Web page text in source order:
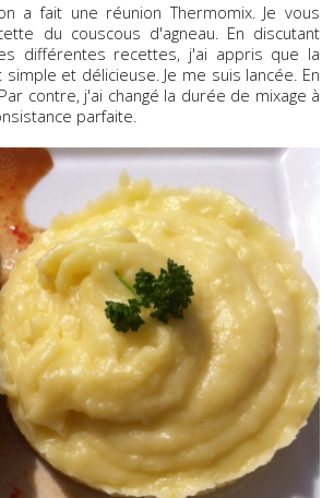
a fait une réunion Thermomix. Je vous
du couscous d'agneau. En discutant
différentes recettes, j'ai appris que la
et délicieuse. Je me suis lancée. En
contre, j'ai changé la durée de mixage à
parfaite.